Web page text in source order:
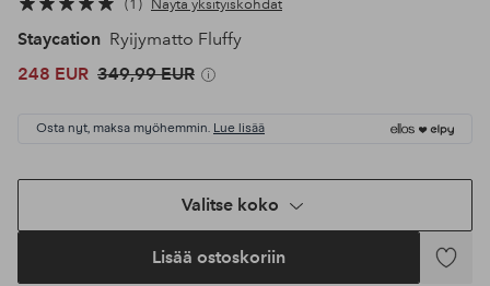
1 Näytä yksityiskohdat
Staycation Ryijymatto Fluffy
248 EUR 349,99 EUR
Osta nyt, maksa myöhemmin. Lue lisää
Valitse koko
Lisää ostoskoriin
Lisää